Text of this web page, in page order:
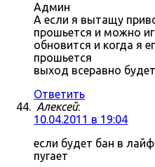
Админ
А если я вытащу
прошьется и можно
обновится и когда я
прошьется
выход всеравно будет
Ответить
Алексей:
10.04.2011 в 19:04
если будет бан в
пугает